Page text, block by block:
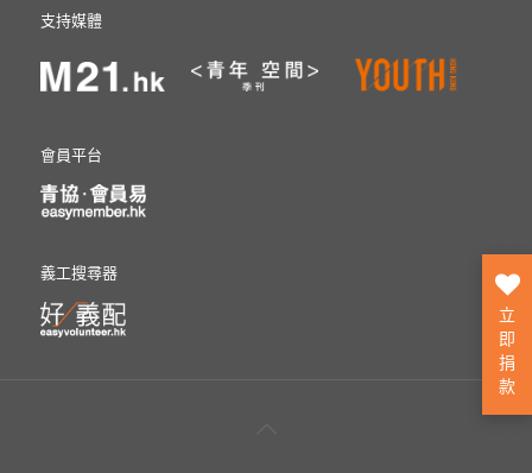
支持媒體
會員平台
義工搜尋器
立
即
捐
款